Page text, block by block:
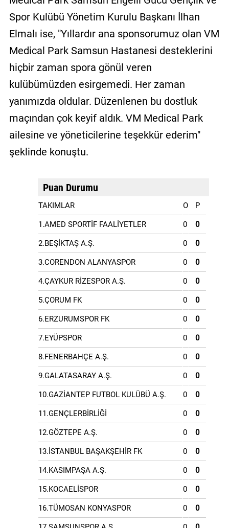
Spor Kulübü Yönetim Kurulu Başkanı İlhan
Elmalı ise, "Yıllardır ana sponsorumuz olan VM
Medical Park Samsun Hastanesi desteklerini
hiçbir zaman spora gönül veren
kulübümüzden esirgemedi. Her zaman
yanımızda oldular. Düzenlenen bu dostluk
maçından çok keyif aldık. VM Medical Park
ailesine ve yöneticilerine teşekkür ederim"
şeklinde konuştu.
Puan Durumu
TAKIMLAR O P
1.AMED SPORTİF FAALİYETLER 0 0
2.BEŞİKTAŞ A.Ş. 0 0
3.CORENDON ALANYASPOR 0 0
4.ÇAYKUR RİZESPOR A.Ş. 0 0
5.ÇORUM FK 0 0
6.ERZURUMSPOR FK 0 0
7.EYÜPSPOR 0 0
8.FENERBAHÇE A.Ş. 0 0
9.GALATASARAY A.Ş. 0 0
10.GAZİANTEP FUTBOL KULÜBÜ A.Ş. 0 0
11.GENÇLERBİRLİĞİ 0 0
12.GÖZTEPE A.Ş. 0 0
13.İSTANBUL BAŞAKŞEHİR FK 0 0
14.KASIMPAŞA A.Ş. 0 0
15.KOCAELİSPOR 0 0
16.TÜMOSAN KONYASPOR 0 0